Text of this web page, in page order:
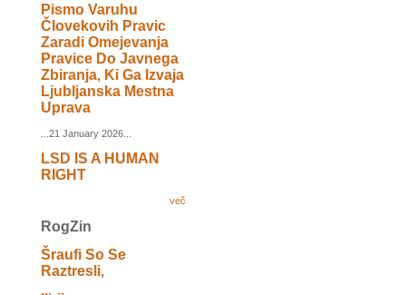
Pismo Varuhu
Človekovih Pravic
Zaradi Omejevanja
Pravice Do Javnega
Zbiranja, Ki Ga Izvaja
Ljubljanska Mestna
Uprava
...21 January 2026...
LSD IS A HUMAN
RIGHT
več
RogZin
Šraufi So Se
Raztresli,